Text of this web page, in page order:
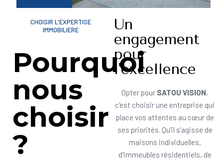
CHOISIR L'EXPERTISE
IMMOBILIERE
Pourquoi
nous
choisir
?
Un
engagement
pour
l'excellence
Opter pour SATOU VISION,
c’est choisir une entreprise qui
place vos attentes au cœur de
ses priorités. Qu’il s’agisse de
maisons individuelles,
d’immeubles résidentiels, de